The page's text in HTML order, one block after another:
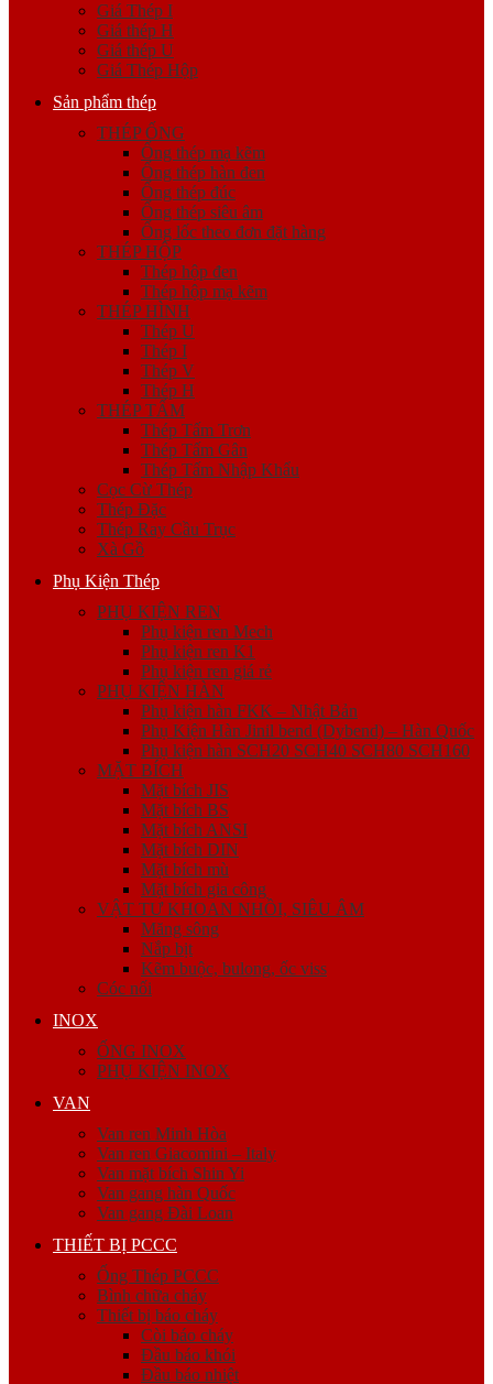
Giá Thép I
Giá thép H
Giá thép U
Giá Thép Hộp
Sản phẩm thép
THÉP ỐNG
Ống thép mạ kẽm
Ống thép hàn đen
Ống thép đúc
Ống thép siêu âm
Ống lốc theo đơn đặt hàng
THÉP HỘP
Thép hộp đen
Thép hộp mạ kẽm
THÉP HÌNH
Thép U
Thép I
Thép V
Thép H
THÉP TẤM
Thép Tấm Trơn
Thép Tấm Gân
Thép Tấm Nhập Khẩu
Cọc Cừ Thép
Thép Đặc
Thép Ray Cầu Trục
Xà Gồ
Phụ Kiện Thép
PHỤ KIỆN REN
Phụ kiện ren Mech
Phụ kiện ren K1
Phụ kiện ren giá rẻ
PHỤ KIỆN HÀN
Phụ kiện hàn FKK – Nhật Bản
Phụ Kiện Hàn Jinil bend (Dybend) – Hàn Quốc
Phụ kiện hàn SCH20 SCH40 SCH80 SCH160
MẶT BÍCH
Mặt bích JIS
Mặt bích BS
Mặt bích ANSI
Mặt bích DIN
Mặt bích mù
Mặt bích gia công
VẬT TƯ KHOAN NHỒI, SIÊU ÂM
Măng sông
Nắp bịt
Kẽm buộc, bulong, ốc viss
Cóc nối
INOX
ỐNG INOX
PHỤ KIỆN INOX
VAN
Van ren Minh Hòa
Van ren Giacomini – Italy
Van mặt bích Shin Yi
Van gang hàn Quốc
Van gang Đài Loan
THIẾT BỊ PCCC
Ống Thép PCCC
Bình chữa cháy
Thiết bị báo cháy
Còi báo cháy
Đầu báo khói
Đầu báo nhiệt